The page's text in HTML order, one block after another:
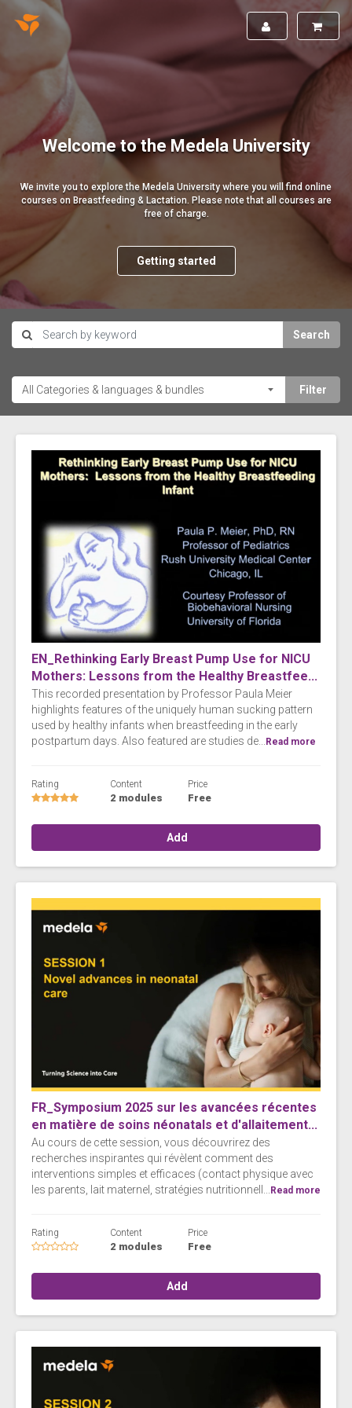
Welcome to the Medela University
We invite you to explore the Medela University where you will find online
courses on Breastfeeding & Lactation. Please note that all courses are
free of charge.
Getting started
Search
EN_Rethinking Early Breast Pump Use for NICU
Mothers: Lessons from the Healthy Breastfee...
This recorded presentation by Professor Paula Meier
highlights features of the uniquely human sucking pattern
used by healthy infants when breastfeeding in the early
postpartum days. Also featured are studies de... Read more
Rating Content
2 modules
Price
Free
Add
FR_Symposium 2025 sur les avancées récentes
en matière de soins néonatals et d'allaitement...
Au cours de cette session, vous découvrirez des
recherches inspirantes qui révèlent comment des
interventions simples et efficaces (contact physique avec
les parents, lait maternel, stratégies nutritionnell...
Read more
Rating Content
2 modules
Price
Free
Add